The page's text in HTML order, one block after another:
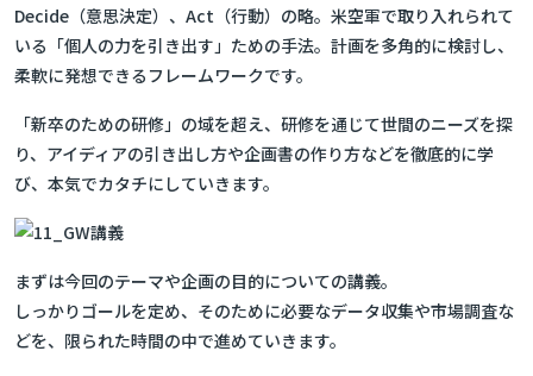
Decide（意思決定）、Act（行動）の略。米空軍で取り入れられて
いる「個人の力を引き出す」ための手法。計画を多角的に検討し、
柔軟に発想できるフレームワークです。
「新卒のための研修」の域を超え、研修を通じて世間のニーズを探
り、アイディアの引き出し方や企画書の作り方などを徹底的に学
び、本気でカタチにしていきます。
まずは今回のテーマや企画の目的についての講義。
しっかりゴールを定め、そのために必要なデータ収集や市場調査な
どを、限られた時間の中で進めていきます。